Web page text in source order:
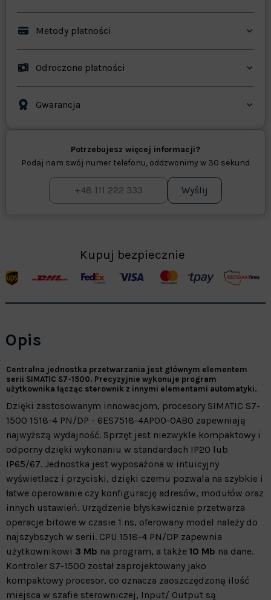
Metody płatności
Odroczone płatności
Gwarancja
Potrzebujesz więcej informacji?
Podaj nam swój numer telefonu, oddzwonimy w 30 sekund
Wyślij
Kupuj bezpiecznie
Opis
Centralna jednostka przetwarzania jest głównym elementem
serii SIMATIC S7-1500. Precyzyjnie wykonuje program
użytkownika łącząc sterownik z innymi elementami automatyki.
Dzięki zastosowanym innowacjom, procesory SIMATIC S7-
1500 1518-4 PN/DP - 6ES7518-4AP00-0AB0 zapewniają
najwyższą wydajność. Sprzęt jest niezwykle kompaktowy i
odporny dzięki wykonaniu w standardach IP20 lub
IP65/67. Jednostka jest wyposażona w intuicyjny
wyświetlacz i przyciski, dzięki czemu pozwala na szybkie i
łatwe operowanie czy konfigurację adresów, modułów oraz
innych ustawień. Urządzenie błyskawicznie przetwarza
operacje bitowe w czasie 1 ns, oferowany model należy do
najszybszych w serii. CPU 1518-4 PN/DP zapewnia
użytkownikowi 3 Mb na program, a także 10 Mb na dane.
Kontroler S7-1500 został zaprojektowany jako
kompaktowy procesor, co oznacza zaoszczędzoną ilość
miejsca w szafie sterowniczej, Input/ Output są